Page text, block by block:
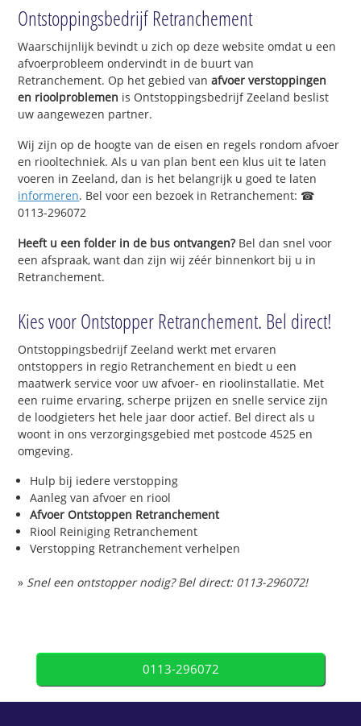
Ontstoppingsbedrijf Retranchement
Waarschijnlijk bevindt u zich op deze website omdat u een
afvoerprobleem ondervindt in de buurt van
Retranchement. Op het gebied vanafvoer verstoppingen
en rioolproblemen is Ontstoppingsbedrijf Zeeland beslist
uw aangewezen partner.
Wij zijn op de hoogte van de eisen en regels rondom afvoer
en riooltechniek. Als u van plan bent een klus uit te laten
voeren in Zeeland, dan is het belangrijk u goed te laten
informeren. Bel voor een bezoek in Retranchement: ☎
0113-296072
Heeft u een folder in de bus ontvangen?Bel dan snel voor
een afspraak, want dan zijn wij zéér binnenkort bij u in
Retranchement.
Kies voor Ontstopper Retranchement. Bel direct!
Ontstoppingsbedrijf Zeeland werkt met ervaren
ontstoppers in regio Retranchement en biedt u een
maatwerk service voor uw afvoer- en rioolinstallatie. Met
een ruime ervaring, scherpe prijzen en snelle service zijn
de loodgieters het hele jaar door actief. Bel direct als u
woont in ons verzorgingsgebied met postcode 4525 en
omgeving.
Hulp bij iedere verstopping
Aanleg van afvoer en riool
Afvoer Ontstoppen Retranchement
Riool Reiniging Retranchement
Verstopping Retranchement verhelpen
» Snel een ontstopper nodig? Bel direct: 0113-296072!
0113-296072